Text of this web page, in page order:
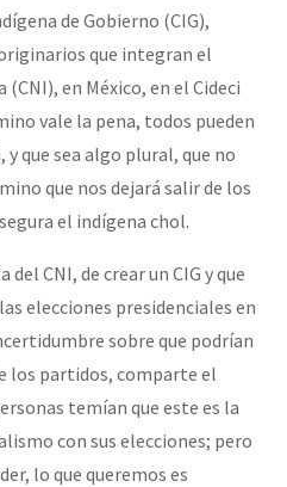
de Gobierno (CIG),
que integran el
en México, en el Cideci
vale la pena, todos pueden
que sea algo plural, que no
que nos dejará salir de los
el indígena chol.
CNI, de crear un CIG y que
elecciones presidenciales en
sobre que podrían
los partidos, comparte el
temían que este es la
con sus elecciones; pero
lo que queremos es